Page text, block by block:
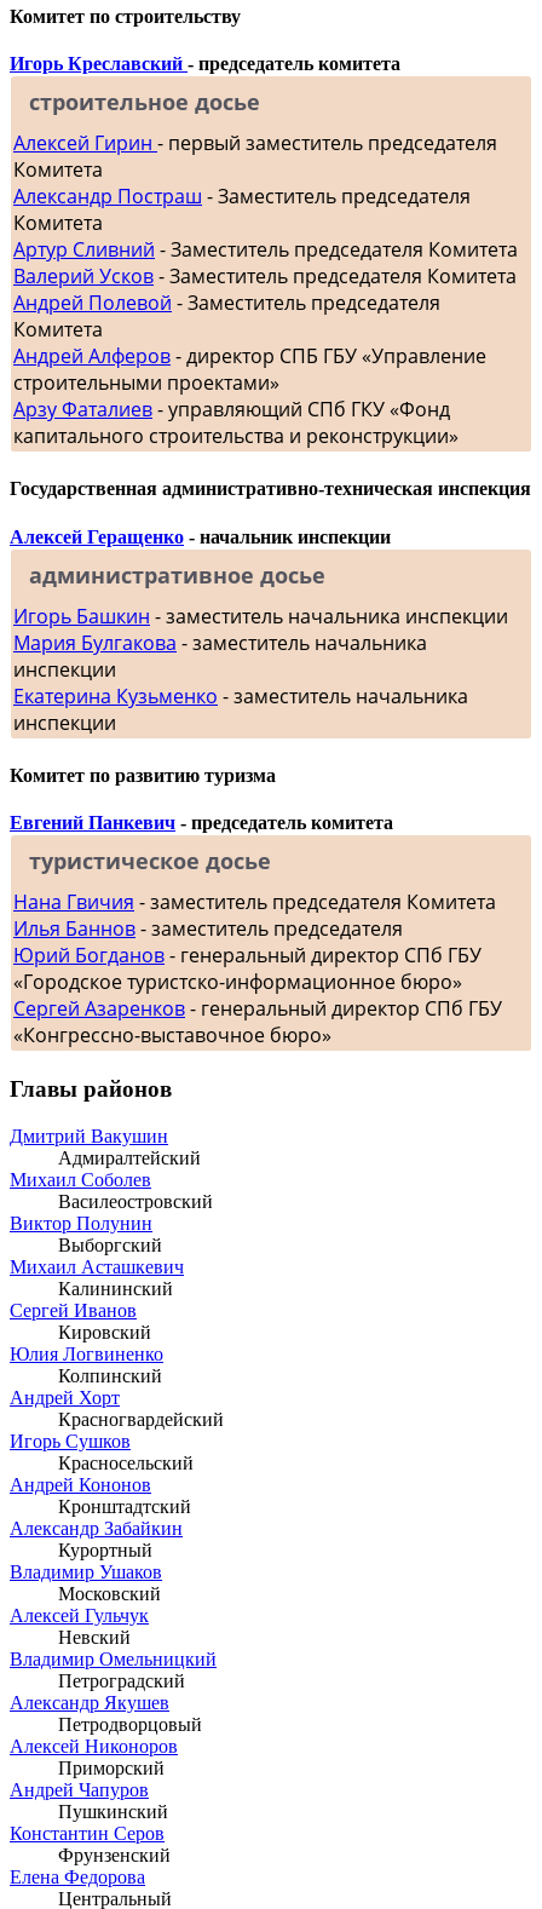
Комитет по строительству
Игорь Креславский - председатель комитета
строительное досье
Алексей Гирин - первый заместитель председателя
Комитета
Александр Постраш - Заместитель председателя
Комитета
Артур Сливний - Заместитель председателя Комитета
Валерий Усков- Заместитель председателя Комитета
Андрей Полевой - Заместитель председателя
Комитета
Андрей Алферов- директор СПБ ГБУ «Управление
строительными проектами»
Арзу Фаталиев- управляющий СПб ГКУ «Фонд
капитального строительства и реконструкции»
Государственная административно-техническая инспекция
Алексей Геращенко - начальник инспекции
административное досье
Игорь Башкин - заместитель начальника инспекции
Мария Булгакова - заместитель начальника
инспекции
Екатерина Кузьменко - заместитель начальника
инспекции
Комитет по развитию туризма
Евгений Панкевич - председатель комитета
туристическое досье
Нана Гвичия - заместитель председателя Комитета
Илья Баннов- заместитель председателя
Юрий Богданов- генеральный директор СПб ГБУ
«Городское туристско-информационное бюро»
Сергей Азаренков- генеральный директор СПб ГБУ
«Конгрессно-выставочное бюро»
Главы районов
Дмитрий Вакушин
Адмиралтейский
Михаил Соболев
Василеостровский
Виктор Полунин
Выборгский
Михаил Асташкевич
Калининский
Сергей Иванов
Кировский
Юлия Логвиненко
Колпинский
Андрей Хорт
Красногвардейский
Игорь Сушков
Красносельский
Андрей Кононов
Кронштадтский
Александр Забайкин
Курортный
Владимир Ушаков
Московский
Алексей Гульчук
Невский
Владимир Омельницкий
Петроградский
Александр Якушев
Петродворцовый
Алексей Никоноров
Приморский
Андрей Чапуров
Пушкинский
Константин Серов
Фрунзенский
Елена Федорова
Центральный